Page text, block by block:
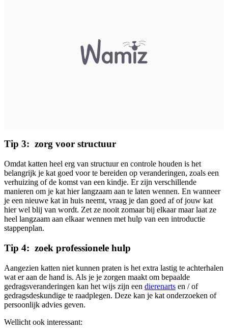
Tip 3: zorg voor structuur
Omdat katten heel erg van structuur en controle houden is het
belangrijk je kat goed voor te bereiden op veranderingen, zoals een
verhuizing of de komst van een kindje. Er zijn verschillende
manieren om je kat hier langzaam aan te laten wennen. En wanneer
je een nieuwe kat in huis neemt, vraag je dan goed af of jouw kat
hier wel blij van wordt. Zet ze nooit zomaar bij elkaar maar laat ze
heel langzaam aan elkaar wennen met hulp van een introductie
stappenplan.
Tip 4: zoek professionele hulp
Aangezien katten niet kunnen praten is het extra lastig te achterhalen
wat er aan de hand is. Als je je zorgen maakt om bepaalde
gedragsveranderingen kan het wijs zijn een dierenarts en / of
gedragsdeskundige te raadplegen. Deze kan je kat onderzoeken of
persoonlijk advies geven.
Wellicht ook interessant: